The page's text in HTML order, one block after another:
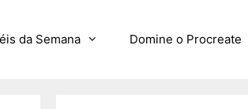
da Semana Domine o Procreate